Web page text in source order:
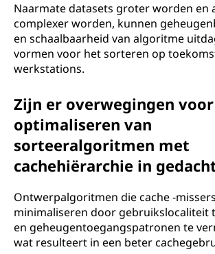
Naarmate datasets groter worden en
complexer worden, kunnen
en schaalbaarheid van algoritme
vormen voor het sorteren op
werkstations.
Zijn er overwegingen
optimaliseren van
sorteeralgoritmen met
cachehiërarchie in
Ontwerpalgoritmen die cache -missers
minimaliseren door gebruikslocaliteit
en geheugentoegangspatronen te
wat resulteert in een beter